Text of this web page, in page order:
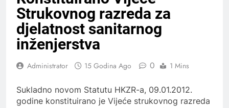
Strukovnog razreda za
djelatnost sanitarnog
inženjerstva
Administrator 15 Godina Ago 0 1 Mins
Sukladno novom Statutu HKZR-a, 09.01.2012.
godine konstituirano je Vijeće strukovnog razreda